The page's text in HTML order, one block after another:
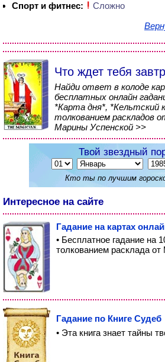
Спорт и фитнес:
Сложно
Что ждет тебя
Найди ответ в колоде
бесплатных онлайн
*Карта дня*, *Кельтский
толкованием раскладов
Марины Успенской >>
Твой звездный
Кто ты по лучшим
Интересное на сайте
Гадание на картах
• Бесплатное гадание на
толкованием расклада
Гадание по Книге Судеб
• Эта книга знает тайны